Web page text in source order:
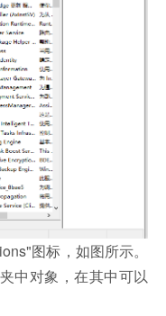
图标，如图所示。
中对象，在其中可以